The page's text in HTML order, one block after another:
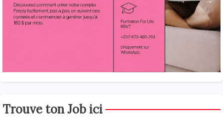
Trouve ton Job ici